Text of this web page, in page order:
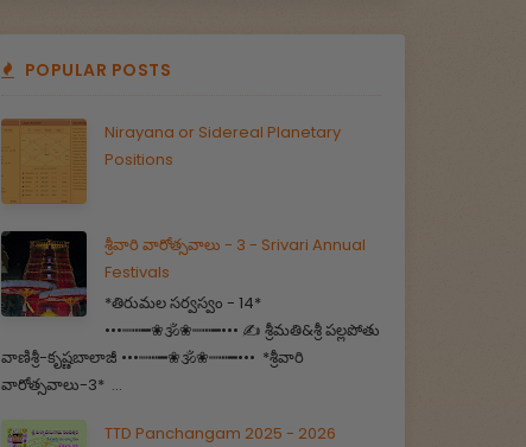
POPULAR POSTS
Nirayana or Sidereal Planetary
Positions
శ్రీవారి వారోత్సవాలు - 3 - Srivari Annual
Festivals
*తిరుమల సర్వస్వం - 14*
•••┉┅━❀🕉️❀┉┅━••• ✍️ శ్రీమతి&శ్రీ పల్లపోతు
వాణిశ్రీ-కృష్ణబాలాజీ •••┉┅━❀🕉️❀┉┅━••• *శ్రీవారి
వారోత్సవాలు-3* ...
TTD Panchangam 2025 - 2026